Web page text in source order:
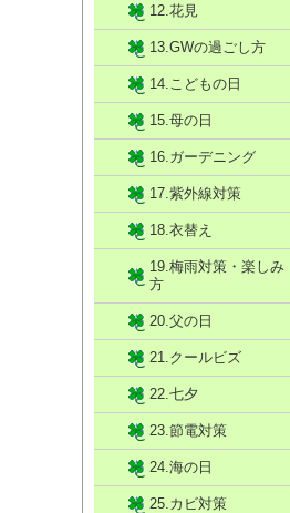
12.花見
13.GWの過ごし方
14.こどもの日
15.母の日
16.ガーデニング
17.紫外線対策
18.衣替え
19.梅雨対策・楽しみ
方
20.父の日
21.クールビズ
22.七夕
23.節電対策
24.海の日
25.カビ対策